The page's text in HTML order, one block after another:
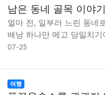
남은 동네 골목 이야기
얼마 전, 일부러 느린 동네
배낭 하나만 메고 당일치
07-25
여행